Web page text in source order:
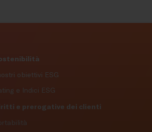
obiettivi ESG
e Indici ESG
e prerogative dei clienti